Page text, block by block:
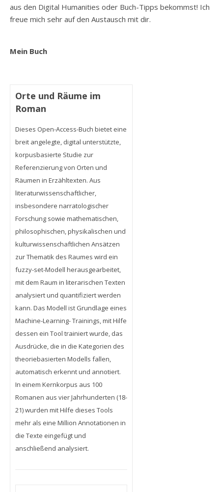
aus den Digital Humanities oder Buch-Tipps bekommst! Ich
freue mich sehr auf den Austausch mit dir.
Mein Buch
Orte und Räume im
Roman
Dieses Open-Access-Buch bietet eine
breit angelegte, digital unterstützte,
korpusbasierte Studie zur
Referenzierung von Orten und
Räumen in Erzähltexten. Aus
literaturwissenschaftlicher,
insbesondere narratologischer
Forschung sowie mathematischen,
philosophischen, physikalischen und
kulturwissenschaftlichen Ansätzen
zur Thematik des Raumes wird ein
fuzzy-set-Modell herausgearbeitet,
mit dem Raum in literarischen Texten
analysiert und quantifiziert werden
kann. Das Modell ist Grundlage eines
Machine-Learning- Trainings, mit Hilfe
dessen ein Tool trainiert wurde, das
Ausdrücke, die in die Kategorien des
theoriebasierten Modells fallen,
automatisch erkennt und annotiert.
In einem Kernkorpus aus 100
Romanen aus vier Jahrhunderten (18-
21) wurden mit Hilfe dieses Tools
mehr als eine Million Annotationen in
die Texte eingefügt und
anschließend analysiert.